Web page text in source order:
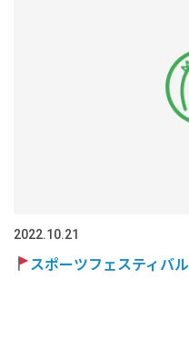
2022.10.21
スポーツフェスティバル